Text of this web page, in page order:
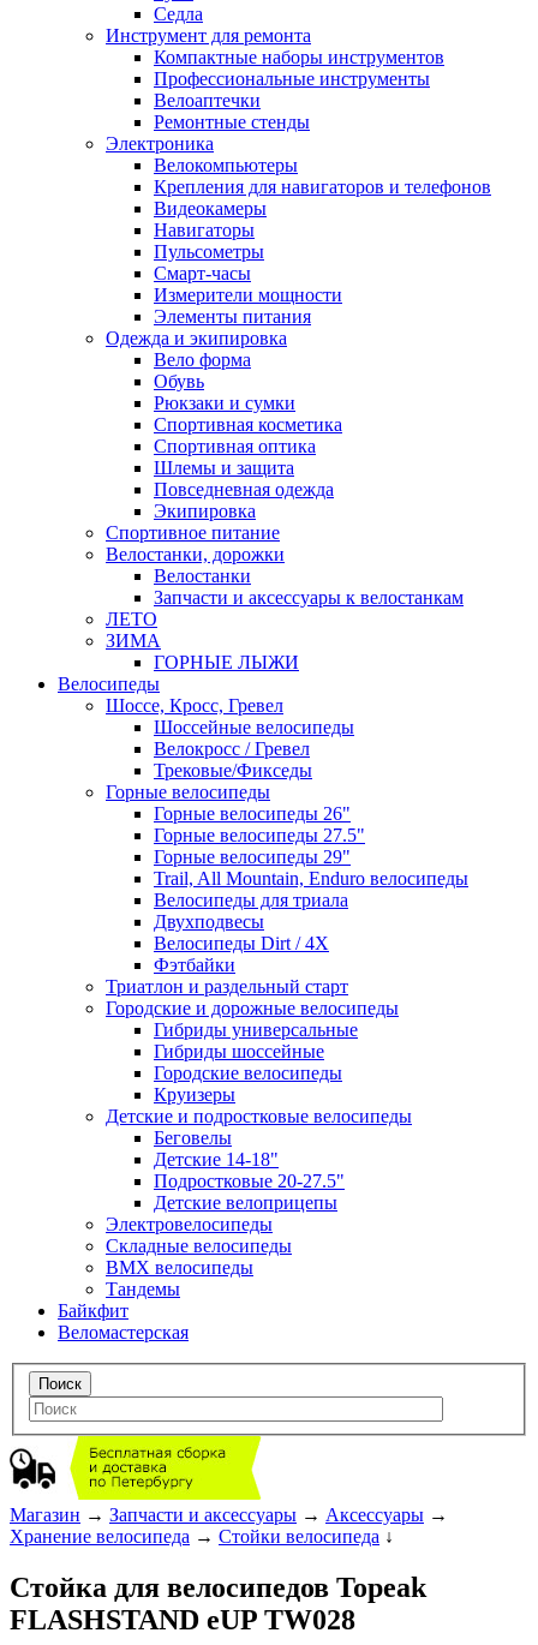
Седла
Инструмент для ремонта
Компактные наборы инструментов
Профессиональные инструменты
Велоаптечки
Ремонтные стенды
Электроника
Велокомпьютеры
Крепления для навигаторов и телефонов
Видеокамеры
Навигаторы
Пульсометры
Смарт-часы
Измерители мощности
Элементы питания
Одежда и экипировка
Вело форма
Обувь
Рюкзаки и сумки
Спортивная косметика
Спортивная оптика
Шлемы и защита
Повседневная одежда
Экипировка
Спортивное питание
Велостанки, дорожки
Велостанки
Запчасти и аксессуары к велостанкам
ЛЕТО
ЗИМА
ГОРНЫЕ ЛЫЖИ
Велосипеды
Шоссе, Кросс, Гревел
Шоссейные велосипеды
Велокросс / Гревел
Трековые/Фикседы
Горные велосипеды
Горные велосипеды 26"
Горные велосипеды 27.5"
Горные велосипеды 29"
Trail, All Mountain, Enduro велосипеды
Велосипеды для триала
Двухподвесы
Велосипеды Dirt / 4X
Фэтбайки
Триатлон и раздельный старт
Городские и дорожные велосипеды
Гибриды универсальные
Гибриды шоссейные
Городские велосипеды
Круизеры
Детские и подростковые велосипеды
Беговелы
Детские 14-18"
Подростковые 20-27.5"
Детские велоприцепы
Электровелосипеды
Складные велосипеды
BMX велосипеды
Тандемы
Байкфит
Веломастерская
Магазин → Запчасти и аксессуары → Аксессуары →
Хранение велосипеда → Стойки велосипеда ↓
Стойка для велосипедов Topeak
FLASHSTAND eUP TW028